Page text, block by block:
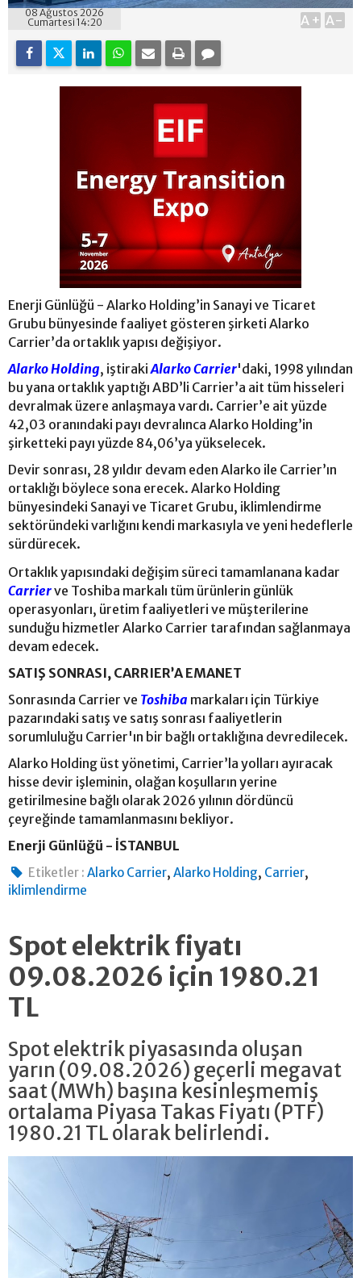
08 Ağustos 2026
Cumartesi 14:20
A+ A-
Enerji Günlüğü - Alarko Holding’in Sanayi ve Ticaret
Grubu bünyesinde faaliyet gösteren şirketi Alarko
Carrier’da ortaklık yapısı değişiyor.
Alarko Holding, iştirakiAlarko Carrier'daki, 1998 yılından
bu yana ortaklık yaptığı ABD’li Carrier’a ait tüm hisseleri
devralmak üzere anlaşmaya vardı. Carrier’e ait yüzde
42,03 oranındaki payı devralınca Alarko Holding’in
şirketteki payı yüzde 84,06’ya yükselecek.
Devir sonrası, 28 yıldır devam eden Alarko ile Carrier’ın
ortaklığı böylece sona erecek. Alarko Holding
bünyesindeki Sanayi ve Ticaret Grubu, iklimlendirme
sektöründeki varlığını kendi markasıyla ve yeni hedeflerle
sürdürecek.
Ortaklık yapısındaki değişim süreci tamamlanana kadar
Carrierve Toshiba markalı tüm ürünlerin günlük
operasyonları, üretim faaliyetleri ve müşterilerine
sunduğu hizmetler Alarko Carrier tarafından sağlanmaya
devam edecek.
SATIŞ SONRASI, CARRIER’A EMANET
Sonrasında Carrier ve Toshiba markaları için Türkiye
pazarındaki satış ve satış sonrası faaliyetlerin
sorumluluğu Carrier'ın bir bağlı ortaklığına devredilecek.
Alarko Holding üst yönetimi, Carrier’la yolları ayıracak
hisse devir işleminin, olağan koşulların yerine
getirilmesine bağlı olarak 2026 yılının dördüncü
çeyreğinde tamamlanmasını bekliyor.
Enerji Günlüğü - İSTANBUL
Etiketler : Alarko Carrier,Alarko Holding, Carrier,
iklimlendirme
Spot elektrik fiyatı
09.08.2026 için 1980.21
TL
Spot elektrik piyasasında oluşan
yarın (09.08.2026) geçerli megavat
saat (MWh) başına kesinleşmemiş
ortalama Piyasa Takas Fiyatı (PTF)
1980.21 TL olarak belirlendi.